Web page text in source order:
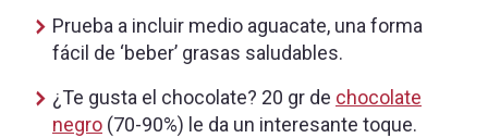
Prueba a incluir medio aguacate, una forma
fácil de ‘beber’ grasas saludables.
¿Te gusta el chocolate? 20 gr de chocolate
negro (70-90%) le da un interesante toque.